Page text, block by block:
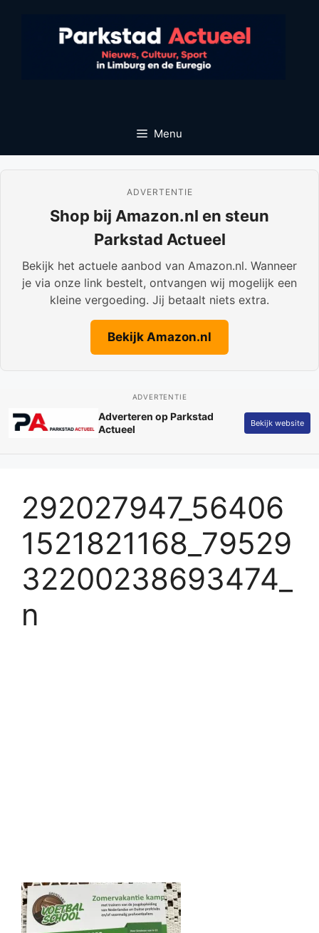
Menu
ADVERTENTIE
Shop bij Amazon.nl en steun
Parkstad Actueel
Bekijk het actuele aanbod van Amazon.nl. Wanneer
je via onze link bestelt, ontvangen wij mogelijk een
kleine vergoeding. Jij betaalt niets extra.
Bekijk Amazon.nl
ADVERTENTIE
Adverteren op Parkstad
Actueel
Bekijk website
292027947_56406
1521821168_79529
32200238693474_
n